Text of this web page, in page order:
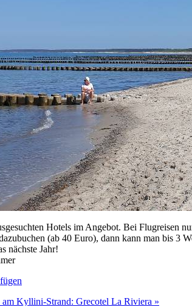
Hotels im Angebot. Bei Flugreisen
(ab 40 Euro), dann kann man bis 3
nächste Jahr!
Kyllini-Strand: Grecotel La Riviera »